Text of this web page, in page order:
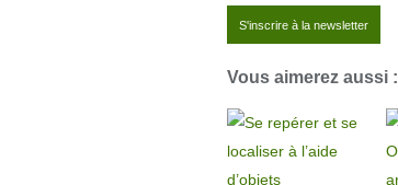
S'inscrire à la newsletter
Vous aimerez aussi :